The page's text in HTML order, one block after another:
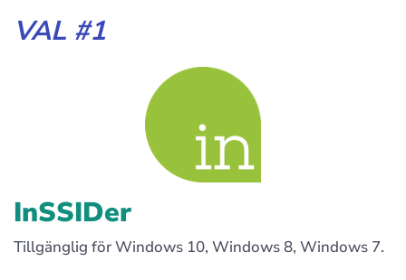
VAL #1
InSSIDer
Tillgänglig för Windows 10, Windows 8, Windows 7.